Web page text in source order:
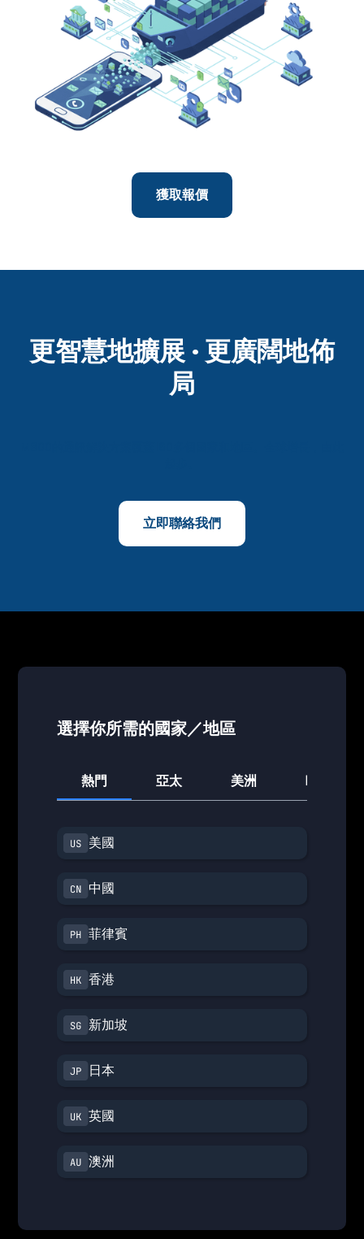
獲取報價
更智慧地擴展 · 更廣闊地佈
局
立即聯絡我們
選擇你所需的國家／地區
熱門 亞太 美洲 歐洲
美國
中國
菲律賓
香港
新加坡
日本
英國
澳洲